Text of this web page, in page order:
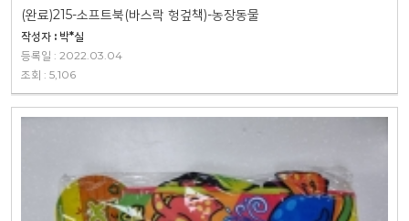
(완료)215-소프트북(바스락 헝겊책)-농장동물
작성자 : 박*실
등록일 : 2022.03.04
조회 : 5,106